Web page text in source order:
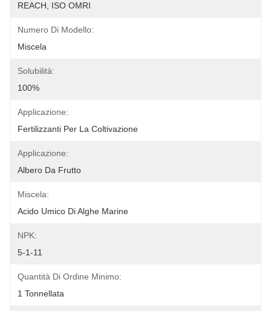
REACH, ISO OMRI
Numero Di Modello:
Miscela
Solubilità:
100%
Applicazione:
Fertilizzanti Per La Coltivazione
Applicazione:
Albero Da Frutto
Miscela:
Acido Umico Di Alghe Marine
NPK:
5-1-11
Quantità Di Ordine Minimo:
1 Tonnellata